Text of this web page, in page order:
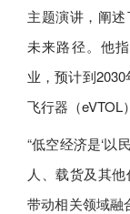
主题演讲，阐
未来路径。他
业，预计到
飞行器（eVTOL
“低空经济是‘以
人、载货及其
带动相关领域融